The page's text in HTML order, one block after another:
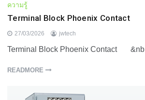
ความรู้
Terminal Block Phoenix Contact
27/03/2026 jwtech
Terminal Block Phoenix Contact &nb
READMORE